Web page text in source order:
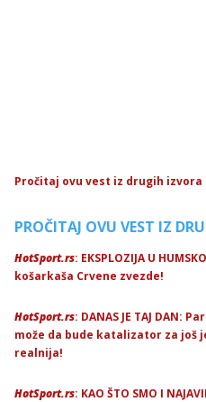
Pročitaj ovu vest iz drugih izvora
PROČITAJ OVU VEST IZ
HotSport.rs: EKSPLOZIJA U
košarkaša Crvene zvezde!
HotSport.rs: DANAS JE TAJ DAN:
može da bude katalizator za još
realnija!
HotSport.rs: KAO ŠTO SMO I